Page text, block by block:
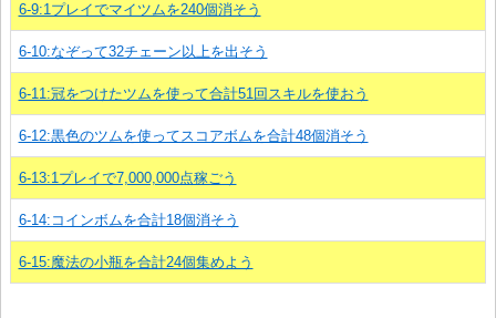
6-9:1プレイでマイツムを240個消そう
6-10:なぞって32チェーン以上を出そう
6-11:冠をつけたツムを使って合計51回スキルを使おう
6-12:黒色のツムを使ってスコアボムを合計48個消そう
6-13:1プレイで7,000,000点稼ごう
6-14:コインボムを合計18個消そう
6-15:魔法の小瓶を合計24個集めよう